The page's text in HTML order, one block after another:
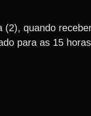
quando
para as 15